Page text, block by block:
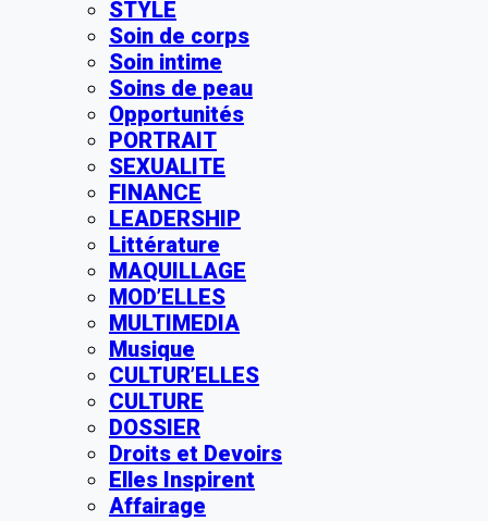
STYLE
Soin de corps
Soin intime
Soins de peau
Opportunités
PORTRAIT
SEXUALITE
FINANCE
LEADERSHIP
Littérature
MAQUILLAGE
MOD’ELLES
MULTIMEDIA
Musique
CULTUR’ELLES
CULTURE
DOSSIER
Droits et Devoirs
Elles Inspirent
Affairage